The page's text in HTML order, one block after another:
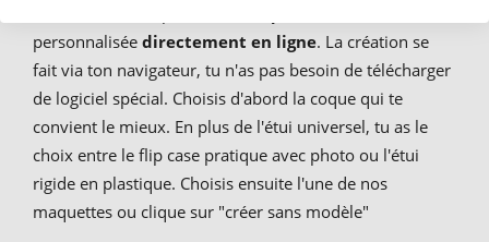
personnalisée directement en ligne. La création se
fait via ton navigateur, tu n'as pas besoin de télécharger
de logiciel spécial. Choisis d'abord la coque qui te
convient le mieux. En plus de l'étui universel, tu as le
choix entre le flip case pratique avec photo ou l'étui
rigide en plastique. Choisis ensuite l'une de nos
maquettes ou clique sur "créer sans modèle"